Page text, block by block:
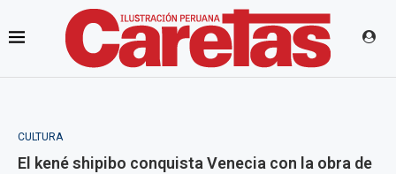
CULTURA
El kené shipibo conquista Venecia con la obra de